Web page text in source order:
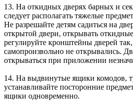
13. На откидных дверях барных и
следует располагать тяжелые
Не разрешайте детям садиться на
открытой двери, открывать
регулируйте кронштейны дверей
самопроизвольно не открывались.
открываться при приложении
14. На выдвинутые ящики комодов,
устанавливайте посторонние
ящики одновременно.